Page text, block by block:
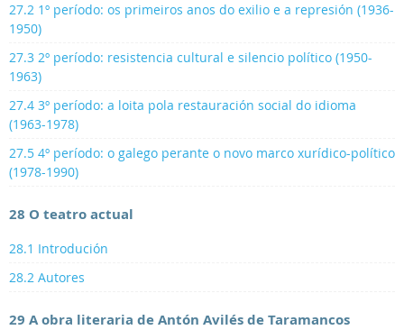
27.2 1º período: os primeiros anos do exilio e a represión (1936-
1950)
27.3 2º período: resistencia cultural e silencio político (1950-
1963)
27.4 3º período: a loita pola restauración social do idioma
(1963-1978)
27.5 4º período: o galego perante o novo marco xurídico-político
(1978-1990)
28 O teatro actual
28.1 Introdución
28.2 Autores
29 A obra literaria de Antón Avilés de Taramancos